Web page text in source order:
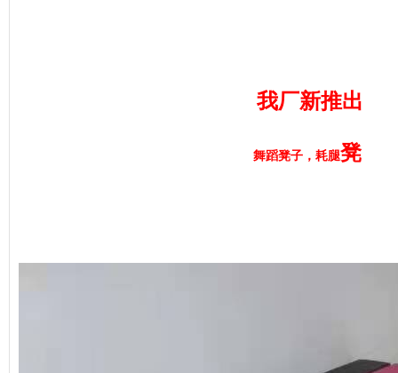
我厂新推出
舞蹈凳子，耗腿凳